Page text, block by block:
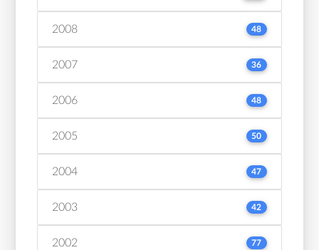
2008 48
2007 36
2006 48
2005 50
2004 47
2003 42
2002 77